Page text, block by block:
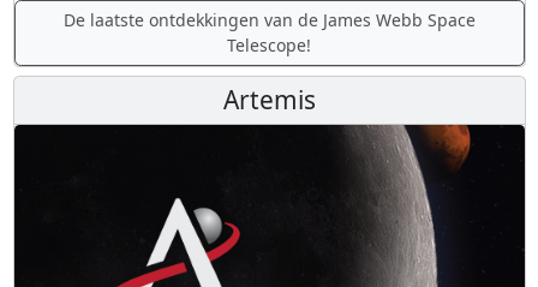
De laatste ontdekkingen van de James Webb Space
Telescope!
Artemis